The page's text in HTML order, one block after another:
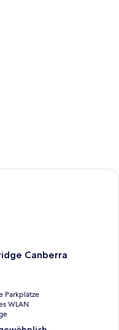
Canberra
Parkplätze
WLAN
Canberra